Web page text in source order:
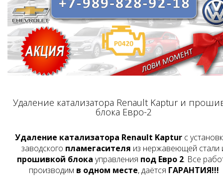
Удаление катализатора Renault Kaptur и
блока Евро-2
Удаление катализатора Renault Kaptur с
заводского пламегасителя из нержавеющей стали
прошивкой блока управления под Евро 2. Все
производим в одном месте, даётся ГАРАНТИЯ!!!